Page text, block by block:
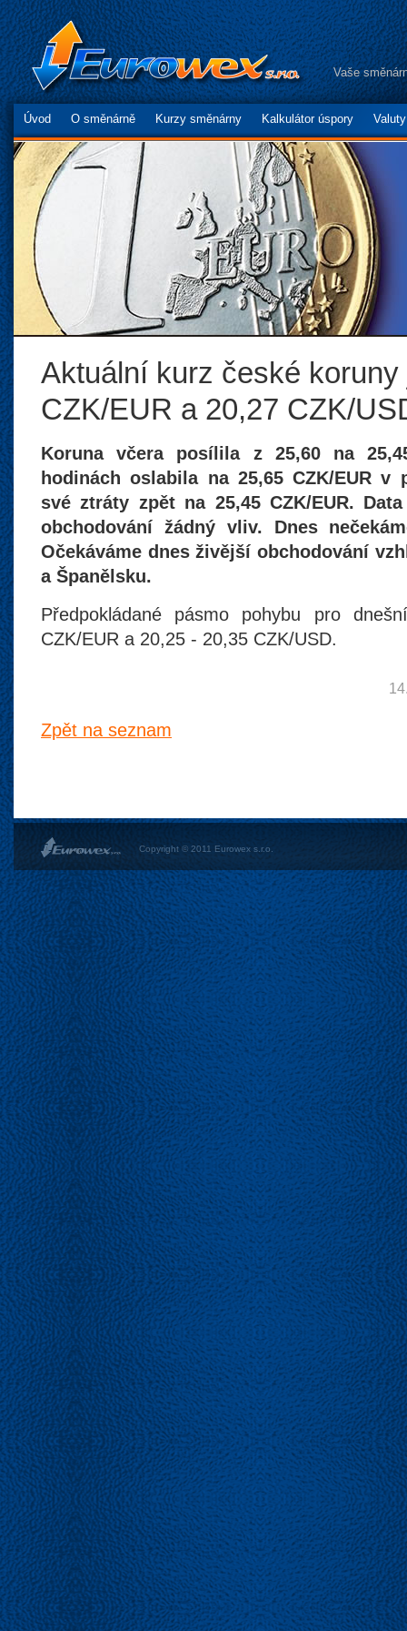
Vaše
Úvod O směnárně Kurzy směnárny Kalkulátor úspory
Aktuální kurz české koruny
CZK/EUR a 20,27 CZK/
Koruna včera posílila z 25,60 na
hodinách oslabila na 25,65 CZK/EUR v
své ztráty zpět na 25,45 CZK/EUR.
obchodování žádný vliv. Dnes
Očekáváme dnes živější obchodování
a Španělsku.
Předpokládané pásmo pohybu pro
CZK/EUR a 20,25 - 20,35 CZK/USD.
Zpět na seznam
Copyright © 2011 Eurowex s.r.o.